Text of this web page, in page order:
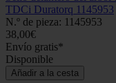
TDCi Duratorq 1145953
N.º de pieza: 1145953
38,00€
Envío gratis*
Disponible
Añadir a la cesta